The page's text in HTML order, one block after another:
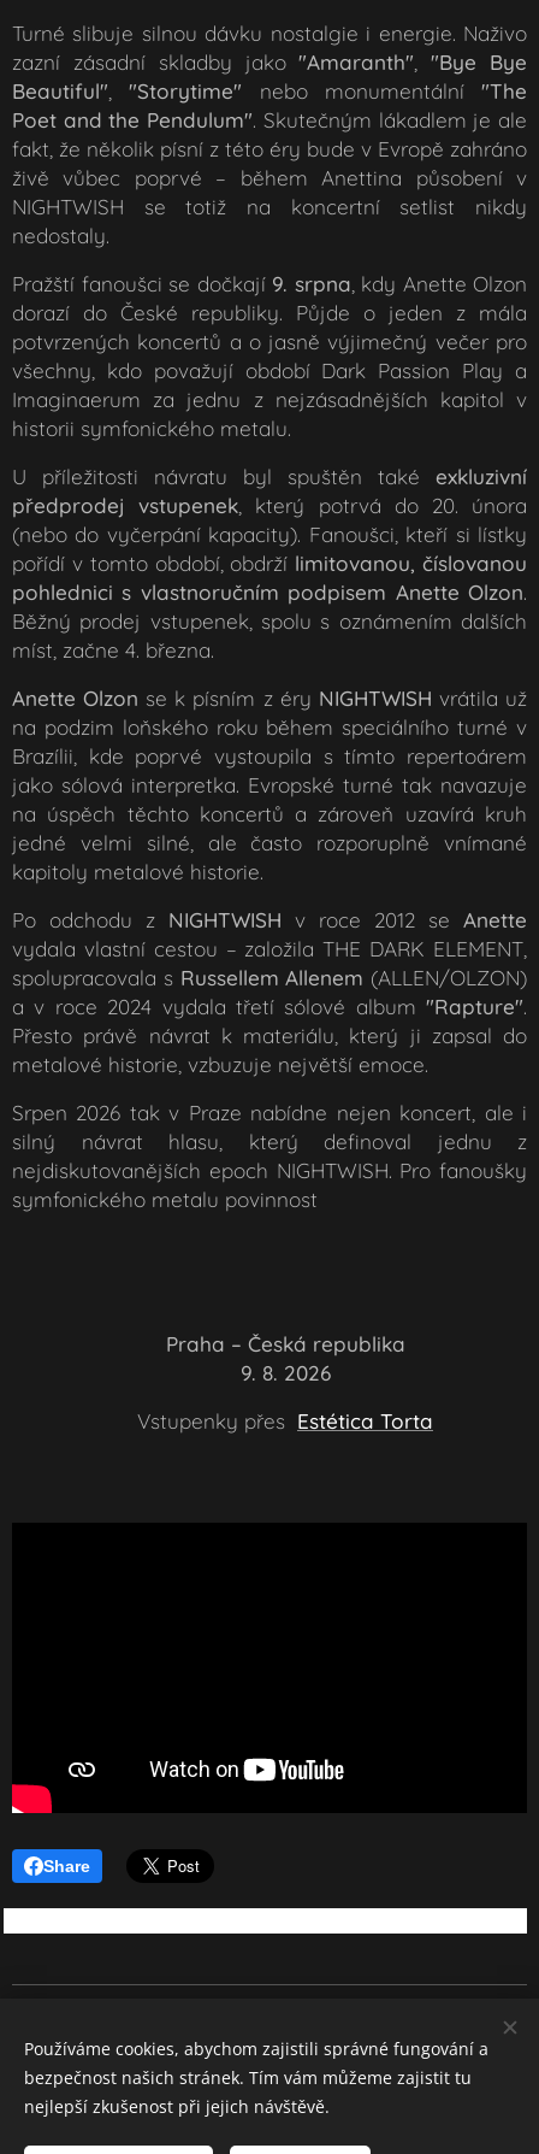
Turné slibuje silnou dávku nostalgie i energie. Naživo
zazní zásadní skladby jako"Amaranth","Bye Bye
Beautiful","Storytime" nebo monumentální "The
Poet and the Pendulum". Skutečným lákadlem je ale
fakt, že několik písní z této éry bude v Evropě zahráno
živě vůbec poprvé – během Anettina působení v
NIGHTWISH se totiž na koncertní setlist nikdy
nedostaly.
Pražští fanoušci se dočkají9. srpna, kdy Anette Olzon
dorazí do České republiky. Půjde o jeden z mála
potvrzených koncertů a o jasně výjimečný večer pro
všechny, kdo považují období Dark Passion Play a
Imaginaerum za jednu z nejzásadnějších kapitol v
historii symfonického metalu.
U příležitosti návratu byl spuštěn také exkluzivní
předprodej vstupenek, který potrvá do 20. února
(nebo do vyčerpání kapacity). Fanoušci, kteří si lístky
pořídí v tomto období, obdrží limitovanou, číslovanou
pohlednici s vlastnoručním podpisem Anette Olzon.
Běžný prodej vstupenek, spolu s oznámením dalších
míst, začne 4. března.
Anette Olzon se k písním z éry NIGHTWISH vrátila už
na podzim loňského roku během speciálního turné v
Brazílii, kde poprvé vystoupila s tímto repertoárem
jako sólová interpretka. Evropské turné tak navazuje
na úspěch těchto koncertů a zároveň uzavírá kruh
jedné velmi silné, ale často rozporuplně vnímané
kapitoly metalové historie.
Po odchodu z NIGHTWISH v roce 2012 se Anette
vydala vlastní cestou – založila THE DARK ELEMENT,
spolupracovala s Russellem Allenem (ALLEN/OLZON)
a v roce 2024 vydala třetí sólové album "Rapture".
Přesto právě návrat k materiálu, který ji zapsal do
metalové historie, vzbuzuje největší emoce.
Srpen 2026 tak v Praze nabídne nejen koncert, ale i
silný návrat hlasu, který definoval jednu z
nejdiskutovanějších epoch NIGHTWISH. Pro fanoušky
symfonického metalu povinnost
Praha – Česká republika
9. 8. 2026
Vstupenky přes Estética Torta
Share
Všechna práva vyhrazena 2026
Cookies
Jazyky
Používáme cookies, abychom zajistili správné fungování a
bezpečnost našich stránek. Tím vám můžeme zajistit tu
nejlepší zkušenost při jejich návštěvě.